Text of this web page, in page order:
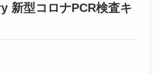
新型コロナPCR検査キ